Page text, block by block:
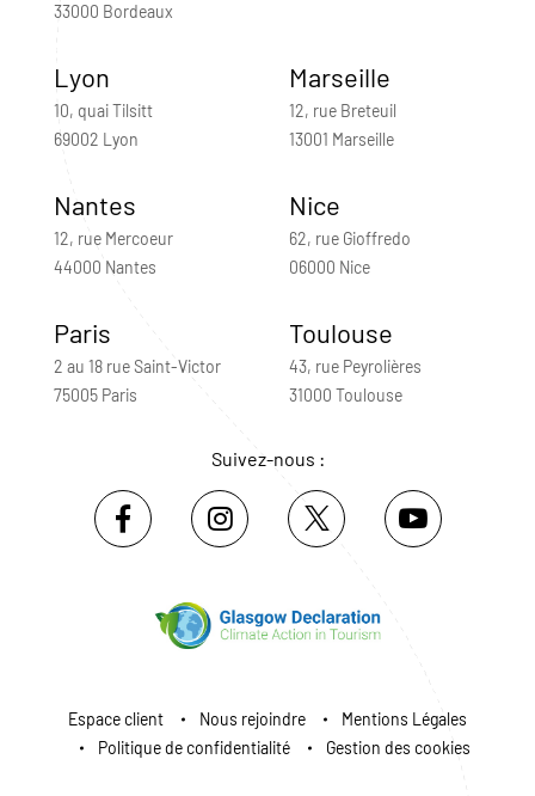
33000 Bordeaux
Lyon
10, quai Tilsitt
69002 Lyon
Marseille
12, rue Breteuil
13001 Marseille
Nantes
12, rue Mercoeur
44000 Nantes
Nice
62, rue Gioffredo
06000 Nice
Paris
2 au 18 rue Saint-Victor
75005 Paris
Toulouse
43, rue Peyrolières
31000 Toulouse
Suivez-nous :
Espace client Nous rejoindre
Mentions Légales
Politique de confidentialité
Gestion des cookies